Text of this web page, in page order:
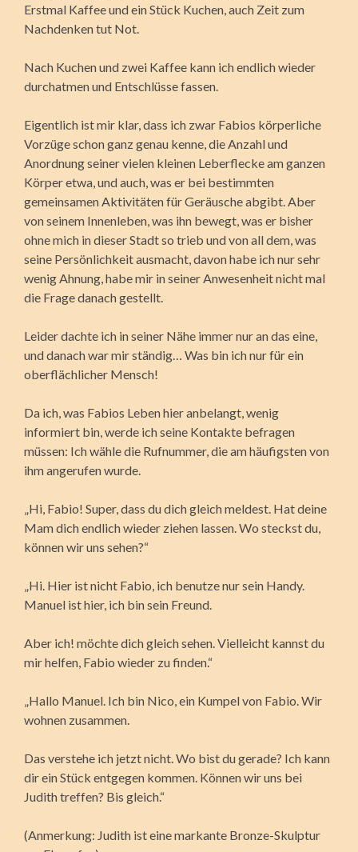
Erstmal Kaffee und ein Stück Kuchen, auch Zeit zum
Nachdenken tut Not.
Nach Kuchen und zwei Kaffee kann ich endlich wieder
durchatmen und Entschlüsse fassen.
Eigentlich ist mir klar, dass ich zwar Fabios körperliche
Vorzüge schon ganz genau kenne, die Anzahl und
Anordnung seiner vielen kleinen Leberflecke am ganzen
Körper etwa, und auch, was er bei bestimmten
gemeinsamen Aktivitäten für Geräusche abgibt. Aber
von seinem Innenleben, was ihn bewegt, was er bisher
ohne mich in dieser Stadt so trieb und von all dem, was
seine Persönlichkeit ausmacht, davon habe ich nur sehr
wenig Ahnung, habe mir in seiner Anwesenheit nicht mal
die Frage danach gestellt.
Leider dachte ich in seiner Nähe immer nur an das eine,
und danach war mir ständig… Was bin ich nur für ein
oberflächlicher Mensch!
Da ich, was Fabios Leben hier anbelangt, wenig
informiert bin, werde ich seine Kontakte befragen
müssen: Ich wähle die Rufnummer, die am häufigsten von
ihm angerufen wurde.
„Hi, Fabio! Super, dass du dich gleich meldest. Hat deine
Mam dich endlich wieder ziehen lassen. Wo steckst du,
können wir uns sehen?“
„Hi. Hier ist nicht Fabio, ich benutze nur sein Handy.
Manuel ist hier, ich bin sein Freund.
Aber ich! möchte dich gleich sehen. Vielleicht kannst du
mir helfen, Fabio wieder zu finden.“
„Hallo Manuel. Ich bin Nico, ein Kumpel von Fabio. Wir
wohnen zusammen.
Das verstehe ich jetzt nicht. Wo bist du gerade? Ich kann
dir ein Stück entgegen kommen. Können wir uns bei
Judith treffen? Bis gleich.“
(Anmerkung: Judith ist eine markante Bronze-Skulptur